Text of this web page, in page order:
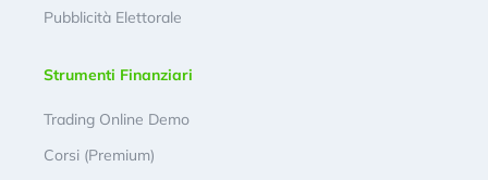
Pubblicità Elettorale
Strumenti Finanziari
Trading Online Demo
Corsi (Premium)